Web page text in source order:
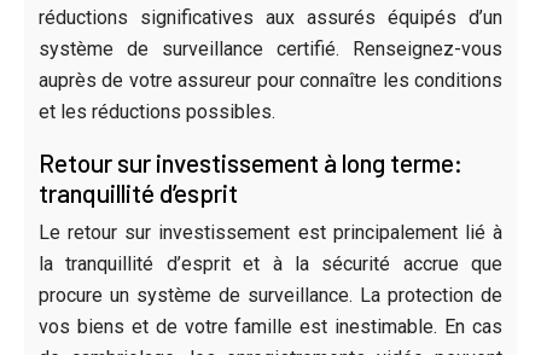
réductions significatives aux assurés équipés d’un
système de surveillance certifié. Renseignez-vous
auprès de votre assureur pour connaître les conditions
et les réductions possibles.
Retour sur investissement à long terme:
tranquillité d’esprit
Le retour sur investissement est principalement lié à
la tranquillité d’esprit et à la sécurité accrue que
procure un système de surveillance. La protection de
vos biens et de votre famille est inestimable. En cas